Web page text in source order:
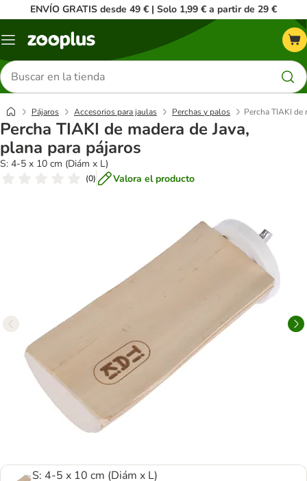
ENVÍO GRATIS desde 49 € | Solo 1,99 € a partir de 29 €
Menú
Buscar
productos
Pájaros Accesorios para jaulas Perchas y palos Percha TIAKI de
Percha TIAKI de madera de Java,
plana para pájaros
S: 4-5 x 10 cm (Diám x L)
(0) Valora el producto
S: 4-5 x 10 cm (Diám x L)